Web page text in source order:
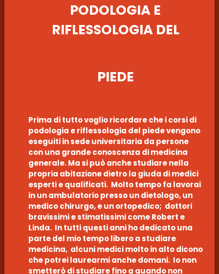
PODOLOGIA E
RIFLESSOLOGIA DEL
PIEDE
Prima di tutto voglio ricordare che i corsi di
podologia e riflessologia del piede vengono
eseguiti in sede universitaria da persone
con una grande conoscenza di medicina
generale. Ma si può anche studiare nella
propria abitazione dietro la giuda di medici
esperti e qualificati. Molto tempo fa lavorai
in un ambulatorio presso un dietologo, un
medico chirurgo, e un ortopedico; dottori
bravissimi e stimatissimi come Robert e
Linda. In tutti questi anni ho dedicato una
parte del mio tempo libero a studiare
medicina, alcuni medici molto in alto dicono
che potrei laurearmi anche domani. Io non
smetterò di studiare fino a quando non